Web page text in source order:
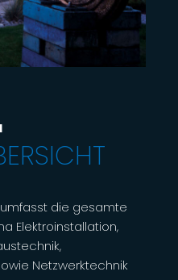
die gesamte
Elektroinstallation,
Netzwerktechnik